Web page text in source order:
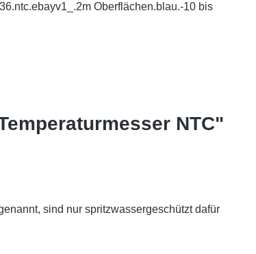
Oberflächen.blau.-10 bis
NTC"
sind nur spritzwassergeschützt dafür